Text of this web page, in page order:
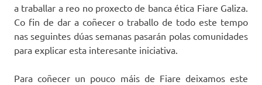
a traballar a reo no proxecto de banca ética Fiare Galiza.
Co fin de dar a coñecer o traballo de todo este tempo
nas seguintes dúas semanas pasarán polas comunidades
para explicar esta interesante iniciativa.
Para coñecer un pouco máis de Fiare deixamos este